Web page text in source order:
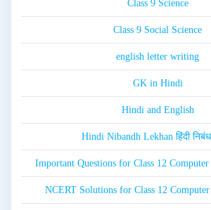
Class 9 Science
Class 9 Social Science
english letter writing
GK in Hindi
Hindi and English
Hindi Nibandh Lekhan हिंदी
Important Questions for Class 12
NCERT Solutions for Class 12